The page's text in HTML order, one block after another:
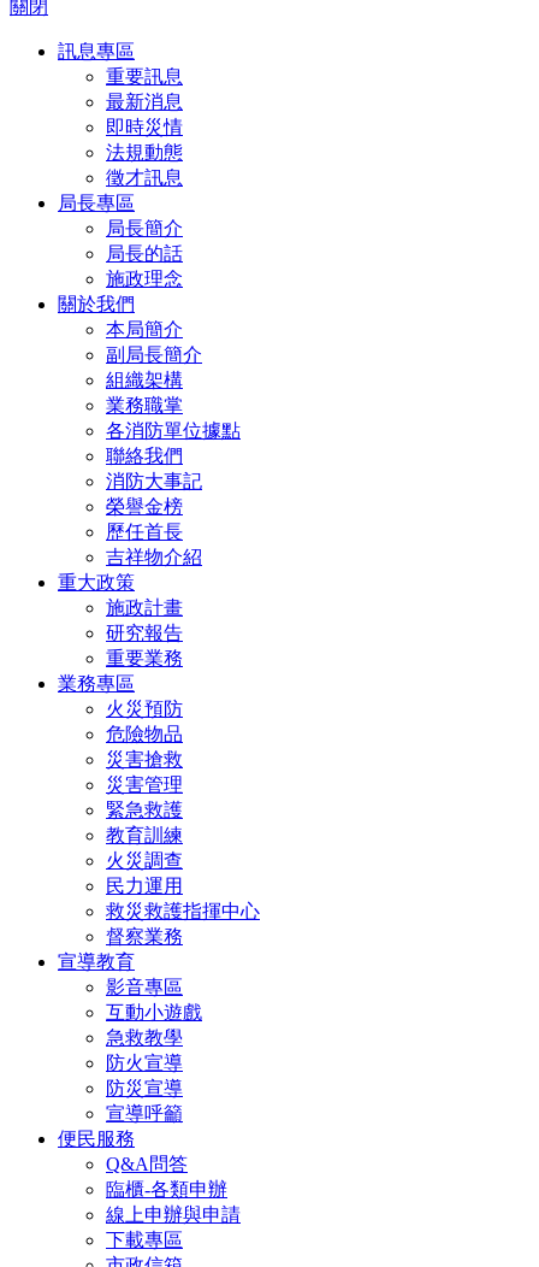
關閉
訊息專區
重要訊息
最新消息
即時災情
法規動態
徵才訊息
局長專區
局長簡介
局長的話
施政理念
關於我們
本局簡介
副局長簡介
組織架構
業務職掌
各消防單位據點
聯絡我們
消防大事記
榮譽金榜
歷任首長
吉祥物介紹
重大政策
施政計畫
研究報告
重要業務
業務專區
火災預防
危險物品
災害搶救
災害管理
緊急救護
教育訓練
火災調查
民力運用
救災救護指揮中心
督察業務
宣導教育
影音專區
互動小遊戲
急救教學
防火宣導
防災宣導
宣導呼籲
便民服務
Q&A問答
臨櫃-各類申辦
線上申辦與申請
下載專區